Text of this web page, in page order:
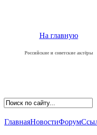
На главную
Российские и советские актёры
ГлавнаяНовостиФорум